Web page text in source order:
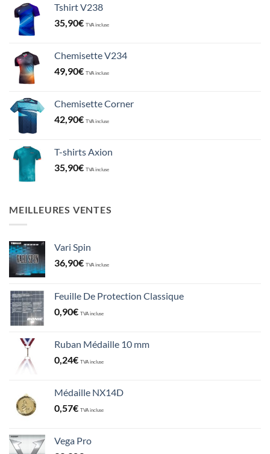
Tshirt V238
35,90€ TVA incluse
Chemisette V234
49,90€ TVA incluse
Chemisette Corner
42,90€ TVA incluse
T-shirts Axion
35,90€ TVA incluse
MEILLEURES VENTES
Vari Spin
36,90€ TVA incluse
Feuille De Protection Classique
0,90€ TVA incluse
Ruban Médaille 10 mm
0,24€ TVA incluse
Médaille NX14D
0,57€ TVA incluse
Vega Pro